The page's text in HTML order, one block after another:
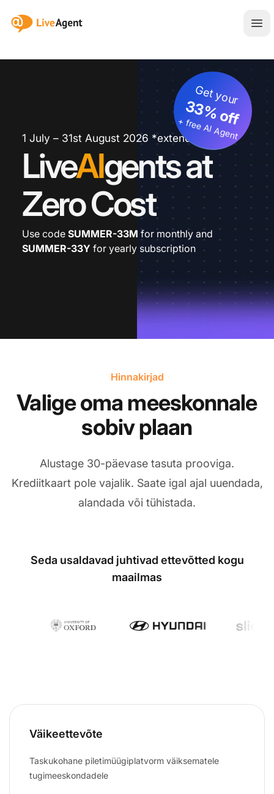
:site.title
1 July – 31st August 2026 *extended
LiveAIgents at
Zero Cost
Get your
33% off
+ free AI Agent
Use code SUMMER-33M for monthly and
SUMMER-33Y for yearly subscription
Hinnakirjad
Valige oma meeskonnale
sobiv plaan
Alustage 30-päevase tasuta prooviga.
Krediitkaart pole vajalik. Saate igal ajal uuendada,
alandada või tühistada.
Seda usaldavad juhtivad ettevõtted kogu
maailmas
Väikeettevõte
Taskukohane piletimüügiplatvorm väiksematele
tugimeeskondadele